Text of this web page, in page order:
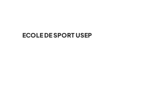
ECOLE DE SPORT USEP